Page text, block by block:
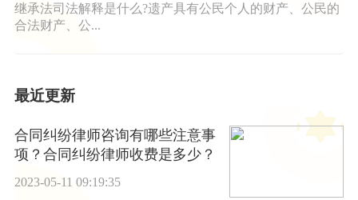
继承法司法解释是什么?遗产具有公民个人的财产、公民的
合法财产、公...
最近更新
合同纠纷律师咨询有哪些注意事
项？合同纠纷律师收费是多少？
2023-05-11 09:19:35